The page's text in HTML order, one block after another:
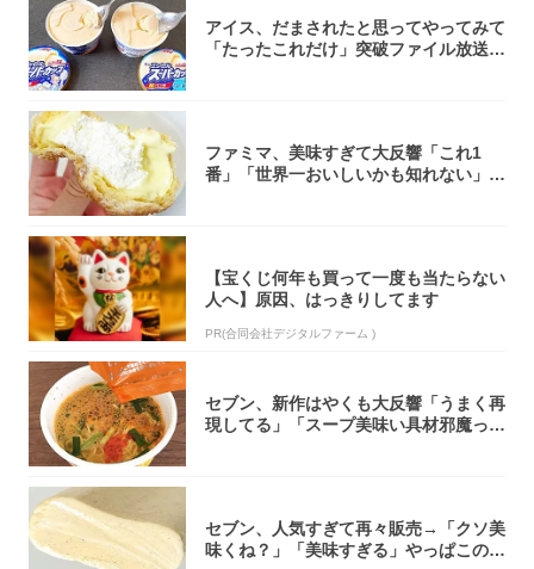
アイス、だまされたと思ってやってみて
「たったこれだけ」突破ファイル放送で
ファミマ、美味すぎて大反響「これ1
番」「世界一おいしいかも知れない」
【宝くじ何年も買って一度も当たらない
人へ】原因、はっきりしてます
PR(合同会社デジタルファーム )
セブン、新作はやくも大反響「うまく再
現してる」「スープ美味い具材邪魔って
セブン、人気すぎて再々販売→「クソ美
味くね？」「美味すぎる」やっぱこのク